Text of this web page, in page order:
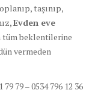
taşınıp,
Evden eve
beklentilerine
vermeden
79 79 – 0534 796 12 36